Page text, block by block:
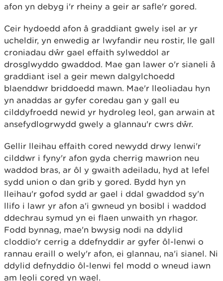
afon yn debyg i'r rheiny a geir ar safle'r gored.
Ceir hydoedd afon â graddiant gwely isel ar yr
ucheldir, yn enwedig ar lwyfandir neu rostir, lle gall
croniadau dŵr gael effaith sylweddol ar
drosglwyddo gwaddod. Mae gan lawer o'r sianeli â
graddiant isel a geir mewn dalgylchoedd
blaenddwr briddoedd mawn. Mae'r lleoliadau hyn
yn anaddas ar gyfer coredau gan y gall eu
cilddyfroedd newid yr hydroleg leol, gan arwain at
ansefydlogrwydd gwely a glannau'r cwrs dŵr.
Gellir lleihau effaith cored newydd drwy lenwi'r
cilddwr i fyny'r afon gyda cherrig mawrion neu
waddod bras, ar ôl y gwaith adeiladu, hyd at lefel
sydd union o dan grib y gored. Bydd hyn yn
lleihau'r gofod sydd ar gael i ddal gwaddod sy'n
llifo i lawr yr afon a'i gwneud yn bosibl i waddod
ddechrau symud yn ei flaen unwaith yn rhagor.
Fodd bynnag, mae'n bwysig nodi na ddylid
cloddio'r cerrig a ddefnyddir ar gyfer ôl-lenwi o
rannau eraill o wely'r afon, ei glannau, na'i sianel. Ni
ddylid defnyddio ôl-lenwi fel modd o wneud iawn
am leoli cored yn wael.